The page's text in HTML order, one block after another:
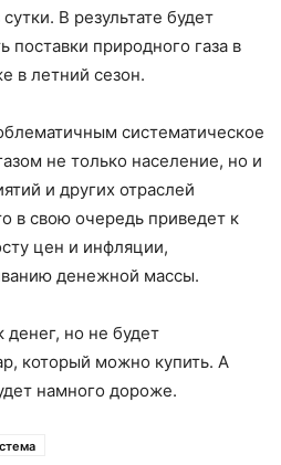
В результате будет
поставки природного газа в
в летний сезон.
систематическое
не только население, но и
и других отраслей
в свою очередь приведет к
цен и инфляции,
денежной массы.
но не будет
который можно купить. А
намного дороже.